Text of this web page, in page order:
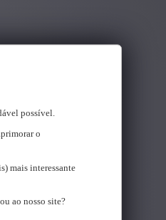
possível.
o
mais interessante
ao nosso site?